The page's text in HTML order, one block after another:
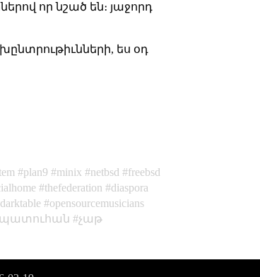
որ նշած են։ յաջորդ
ես օդ
plan9 minix netbsd
freebsd
thefederation
diaspora
darktable
opensourcemusicians
պատուհան
չաթ